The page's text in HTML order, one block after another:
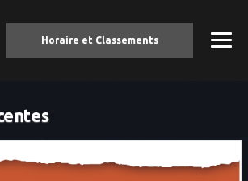
Horaire et Classements